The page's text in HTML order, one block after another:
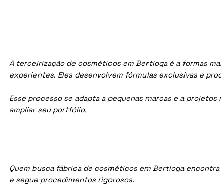
A terceirização de cosméticos em Bertioga é a formas
experientes. Eles desenvolvem fórmulas exclusivas e
Esse processo se adapta a pequenas marcas e a
ampliar seu portfólio.
Quem busca fábrica de cosméticos em Bertioga
e segue procedimentos rigorosos.